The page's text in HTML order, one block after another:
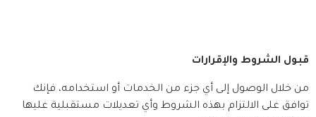
قبول الشروط والإقرارات
من خلال الوصول إلى أي جزء من الخدمات أو استخدامه، فإنك
توافق على الالتزام بهذه الشروط وأي تعديلات مستقبلية عليها